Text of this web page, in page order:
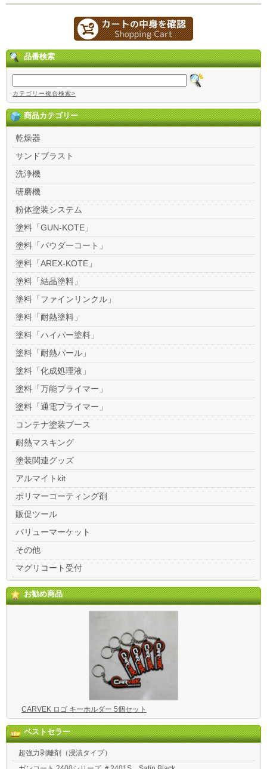
品番検索
カテゴリー複合検索>
商品カテゴリー
乾燥器
サンドブラスト
洗浄機
研磨機
粉体塗装システム
塗料「GUN-KOTE」
塗料「パウダーコート」
塗料「AREX-KOTE」
塗料「結晶塗料」
塗料「ファインリンクル」
塗料「耐熱塗料」
塗料「ハイパー塗料」
塗料「耐熱パール」
塗料「化成処理液」
塗料「万能プライマー」
塗料「通電プライマー」
コンテナ塗装ブース
耐熱マスキング
塗装関連グッズ
アルマイトkit
ポリマーコーティング剤
販促ツール
バリューマーケット
その他
マグリコート受付
お勧め商品
CARVEK ロゴ キーホルダー 5個セット
ベストセラー
超強力剥離剤（浸漬タイプ）